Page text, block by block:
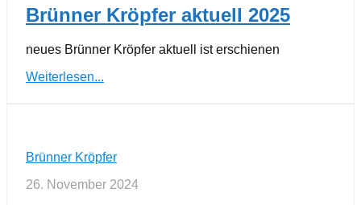
Brünner Kröpfer aktuell 2025
neues Brünner Kröpfer aktuell ist erschienen
Weiterlesen...
Brünner Kröpfer
26. November 2024